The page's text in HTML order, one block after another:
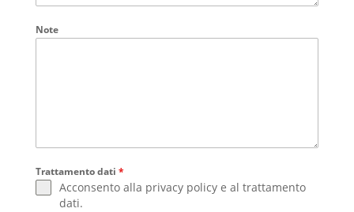
Note
Trattamento dati *
Acconsento alla privacy policye al trattamento
dati.